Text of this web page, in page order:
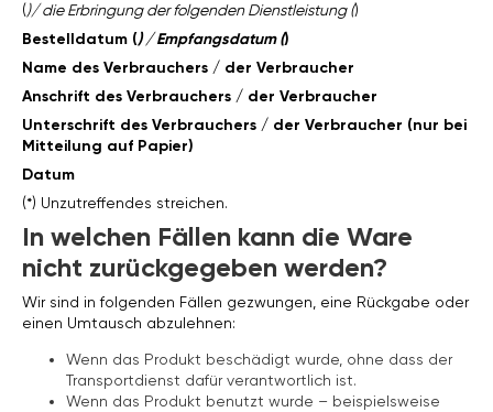
()/ die Erbringung der folgenden Dienstleistung ()
Bestelldatum () / Empfangsdatum ()
Name des Verbrauchers / der Verbraucher
Anschrift des Verbrauchers / der Verbraucher
Unterschrift des Verbrauchers / der Verbraucher (nur bei
Mitteilung auf Papier)
Datum
(*) Unzutreffendes streichen.
In welchen Fällen kann die Ware
nicht zurückgegeben werden?
Wir sind in folgenden Fällen gezwungen, eine Rückgabe oder
einen Umtausch abzulehnen:
Wenn das Produkt beschädigt wurde, ohne dass der
Transportdienst dafür verantwortlich ist.
Wenn das Produkt benutzt wurde – beispielsweise